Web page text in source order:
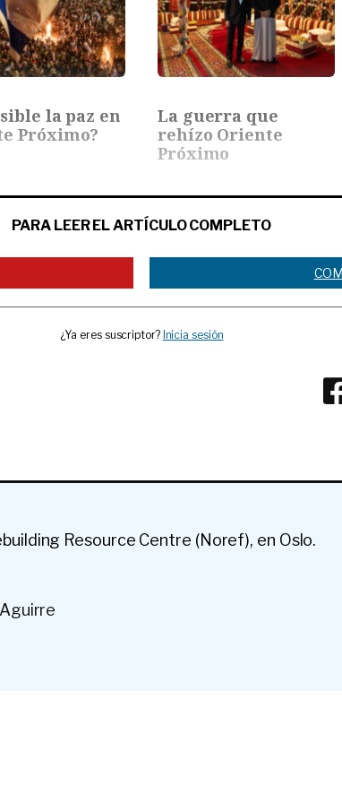
la paz en
Próximo?
La guerra que
rehízo Oriente
Próximo
PARA LEER EL ARTÍCULO COMPLETO
¿Ya eres suscriptor? Inicia sesión
Resource Centre (Noref), en Oslo.